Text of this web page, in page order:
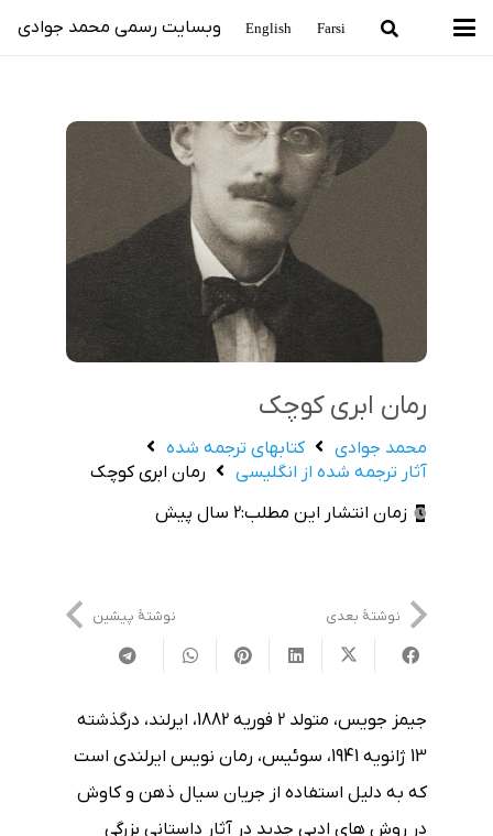
Farsi
English وبسایت رسمی محمد جوادی
رمان ابری کوچک
محمد جوادی
كتاب‏هاي ترجمه‏‏ شده
آثار ترجمه‏ شده از انگليسي
رمان ابری کوچک
زمان انتشار این مطلب:2 سال پیش
نوشتهٔ پیشین نوشتهٔ بعدی
جیمز جویس، متولد 2 فوریه 1882، ایرلند، درگذشته
13 ژانویه 1941، سوئیس، رمان نویس ایرلندی است
که به دلیل استفاده از جریان سیال ذهن و کاوش
در روش های ادبی جدید در آثار داستانی بزرگی